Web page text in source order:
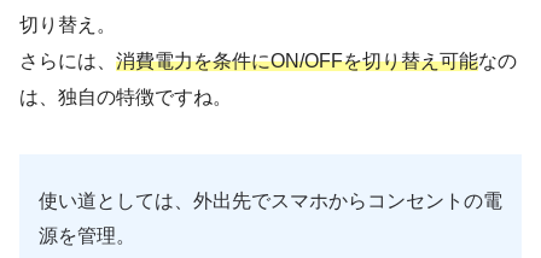
切り替え。
さらには、 消費電力を条件にON/OFFを切り替え可能なの
は、独自の特徴ですね。
使い道としては、外出先でスマホからコンセントの電
源を管理。